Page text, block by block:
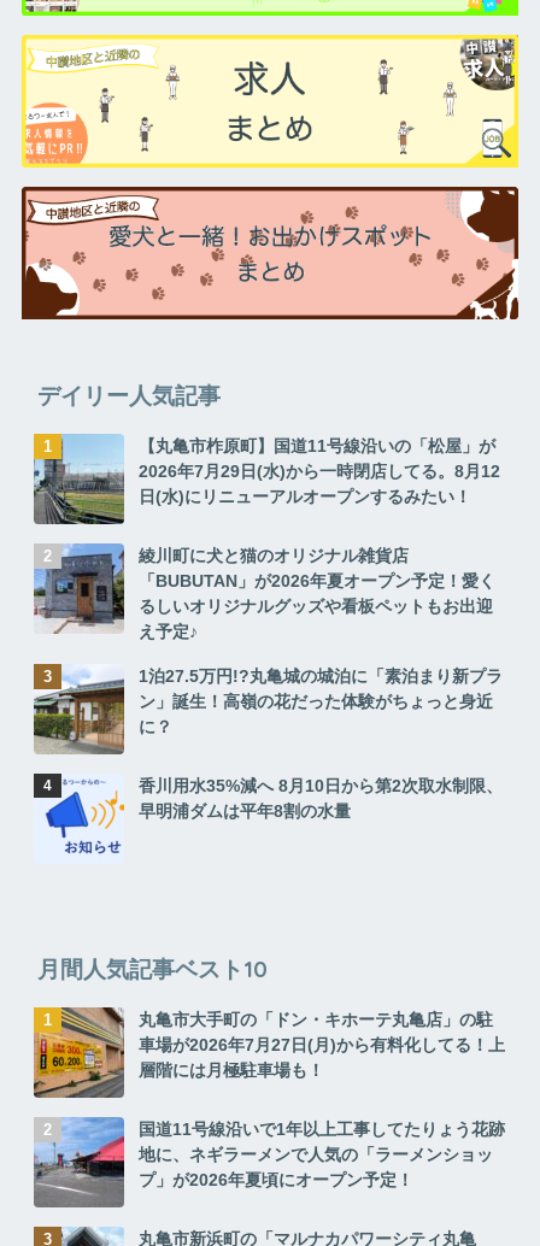
デイリー人気記事
【丸亀市柞原町】国道11号線沿いの「松屋」が
2026年7月29日(水)から一時閉店してる。8月12
日(水)にリニューアルオープンするみたい！
綾川町に犬と猫のオリジナル雑貨店
「BUBUTAN」が2026年夏オープン予定！愛く
るしいオリジナルグッズや看板ペットもお出迎
え予定♪
1泊27.5万円!?丸亀城の城泊に「素泊まり新プラ
ン」誕生！高嶺の花だった体験がちょっと身近
に？
香川用水35%減へ 8月10日から第2次取水制限、
早明浦ダムは平年8割の水量
月間人気記事ベスト10
丸亀市大手町の「ドン・キホーテ丸亀店」の駐
車場が2026年7月27日(月)から有料化してる！上
層階には月極駐車場も！
国道11号線沿いで1年以上工事してたりょう花跡
地に、ネギラーメンで人気の「ラーメンショッ
プ」が2026年夏頃にオープン予定！
丸亀市新浜町の「マルナカパワーシティ丸亀